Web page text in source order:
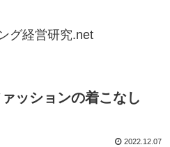
グ経営研究.net
ッションの着こなし
2022.12.07